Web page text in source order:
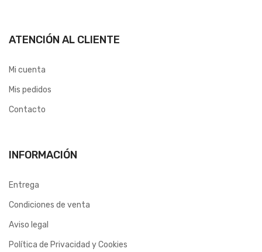
ATENCIÓN AL CLIENTE
Mi cuenta
Mis pedidos
Contacto
INFORMACIÓN
Entrega
Condiciones de venta
Aviso legal
Política de Privacidad y Cookies